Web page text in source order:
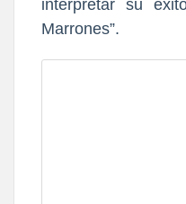
interpretar su
Marrones”.